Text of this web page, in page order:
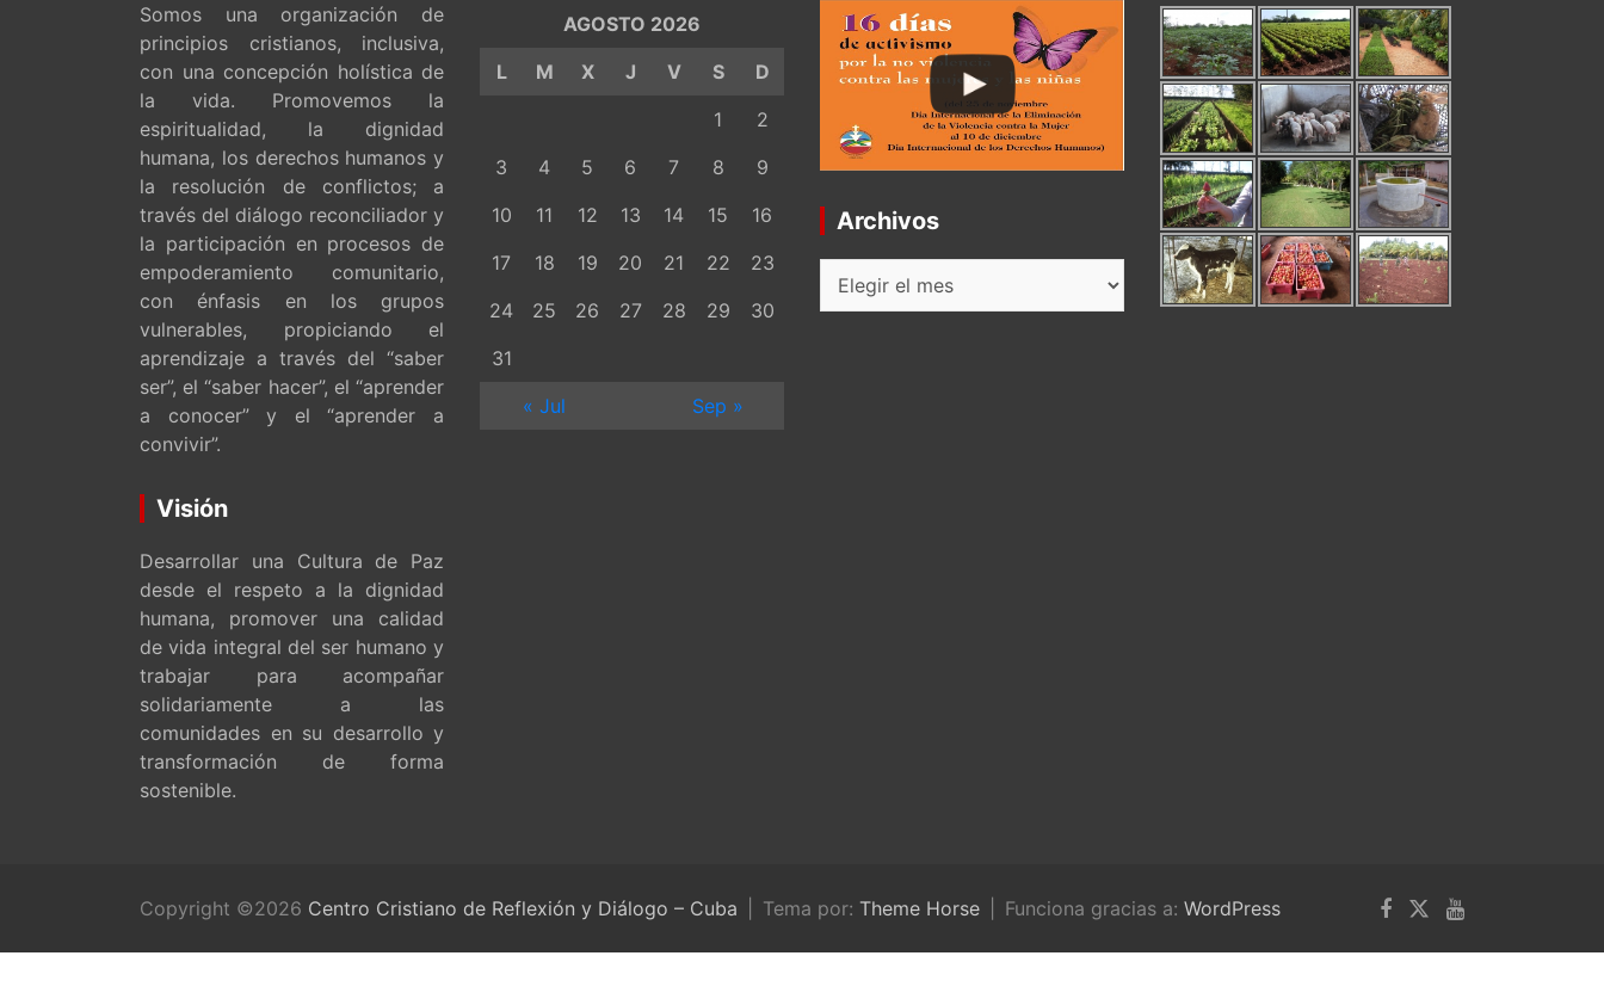
Somos una organización de
principios cristianos, inclusiva,
con una concepción holística de
la vida. Promovemos la
espiritualidad, la dignidad
humana, los derechos humanos y
la resolución de conflictos; a
través del diálogo reconciliador y
la participación en procesos de
empoderamiento comunitario,
con énfasis en los grupos
vulnerables, propiciando el
aprendizaje a través del “saber
ser”, el “saber hacer”, el “aprender
a conocer” y el “aprender a
convivir”.
Visión
Desarrollar una Cultura de Paz
desde el respeto a la dignidad
humana, promover una calidad
de vida integral del ser humano y
trabajar para acompañar
solidariamente a las
comunidades en su desarrollo y
transformación de forma
sostenible.
AGOSTO 2026
L
M X J V S
D
1
2
3
4 5 6 7 8
9
10
11 12 13 14 15
16
17
18 19 20 21 22
23
24
25 26 27 28 29
30
31
« Jul
Sep »
Archivos
Archivos
Copyright ©2026 Centro Cristiano de Reflexión y Diálogo – Cuba Tema por: Theme Horse Funciona gracias a: WordPress